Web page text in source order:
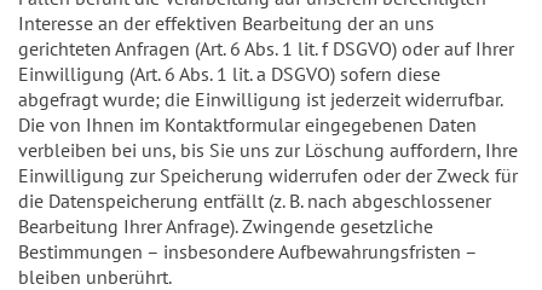
Interesse an der effektiven Bearbeitung der an uns
gerichteten Anfragen (Art. 6 Abs. 1 lit. f DSGVO) oder auf Ihrer
Einwilligung (Art. 6 Abs. 1 lit. a DSGVO) sofern diese
abgefragt wurde; die Einwilligung ist jederzeit widerrufbar.
Die von Ihnen im Kontaktformular eingegebenen Daten
verbleiben bei uns, bis Sie uns zur Löschung auffordern, Ihre
Einwilligung zur Speicherung widerrufen oder der Zweck für
die Datenspeicherung entfällt (z. B. nach abgeschlossener
Bearbeitung Ihrer Anfrage). Zwingende gesetzliche
Bestimmungen – insbesondere Aufbewahrungsfristen –
bleiben unberührt.